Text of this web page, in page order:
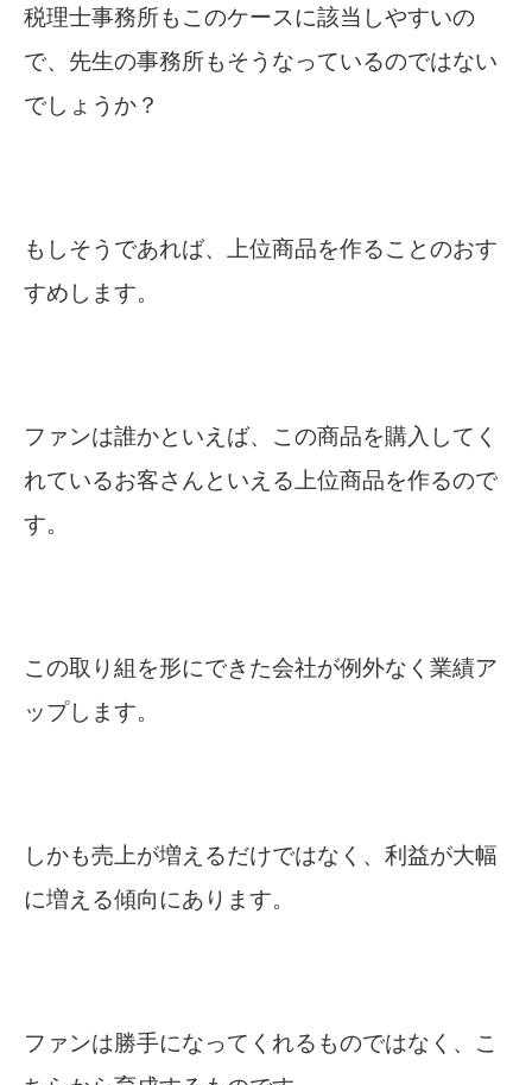
税理士事務所もこのケースに該当しやすいの
で、先生の事務所もそうなっているのではない
でしょうか？
もしそうであれば、上位商品を作ることのおす
すめします。
ファンは誰かといえば、この商品を購入してく
れているお客さんといえる上位商品を作るので
す。
この取り組を形にできた会社が例外なく業績ア
ップします。
しかも売上が増えるだけではなく、利益が大幅
に増える傾向にあります。
ファンは勝手になってくれるものではなく、こ